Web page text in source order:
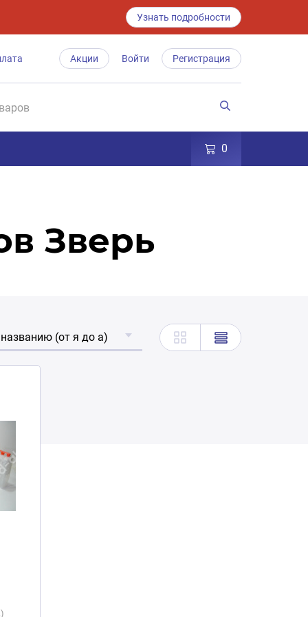
Узнать подробности
Акции Войти Регистрация
0
Зверь
(от я до а)